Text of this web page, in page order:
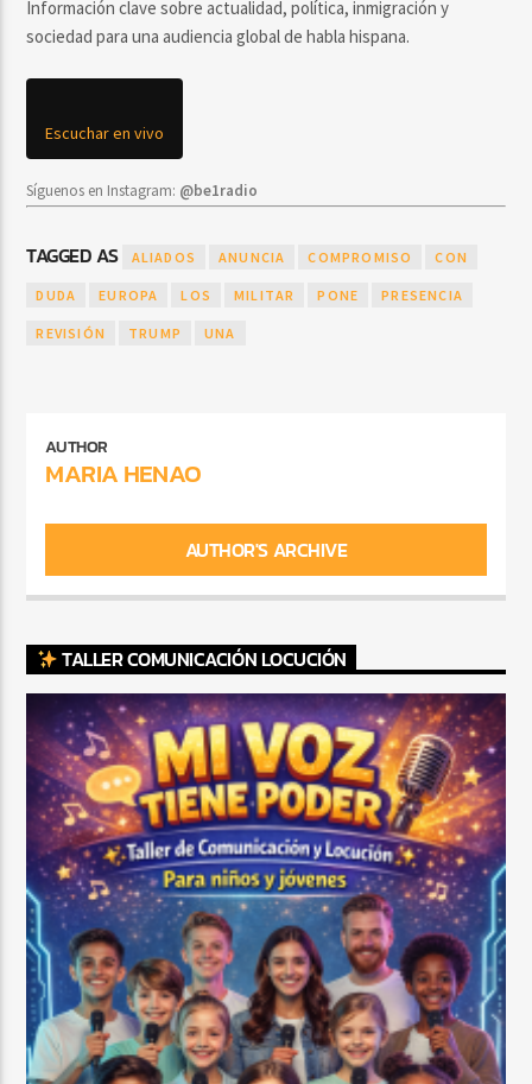
Información clave sobre actualidad, política, inmigración y
sociedad para una audiencia global de habla hispana.
Escuchar en vivo
Síguenos en Instagram: @be1radio
TAGGED AS ALIADOS ANUNCIA COMPROMISO CON
DUDA EUROPA LOS MILITAR PONE PRESENCIA
REVISIÓN TRUMP UNA
AUTHOR
MARIA HENAO
AUTHOR'S ARCHIVE
TALLER COMUNICACIÓN LOCUCIÓN